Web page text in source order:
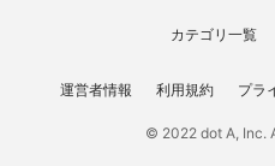
カテゴリ一覧
運営者情報 利用規約 プラ
© 2022 dot A, Inc.